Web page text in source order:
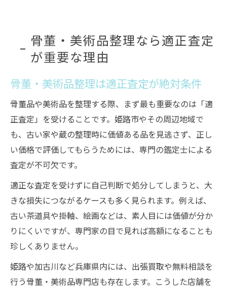
骨董・美術品整理なら適正査定
が重要な理由
骨董・美術品整理は適正査定が絶対条件
骨董品や美術品を整理する際、まず最も重要なのは「適
正査定」を受けることです。姫路市やその周辺地域で
も、古い家や蔵の整理時に価値ある品を見逃さず、正し
い価格で評価してもらうためには、専門の鑑定士による
査定が不可欠です。
適正な査定を受けずに自己判断で処分してしまうと、大
きな損失につながるケースも多く見られます。例えば、
古い茶道具や掛軸、絵画などは、素人目には価値が分か
りにくいですが、専門家の目で見れば高額になることも
珍しくありません。
姫路や加古川など兵庫県内には、出張買取や無料相談を
行う骨董・美術品専門店も存在します。こうした店舗を